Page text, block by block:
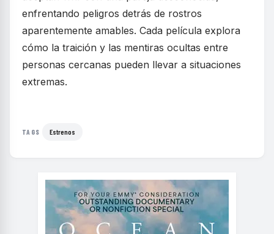
enfrentando peligros detrás de rostros
aparentemente amables. Cada película explora
cómo la traición y las mentiras ocultas entre
personas cercanas pueden llevar a situaciones
extremas.
TAGS Estrenos